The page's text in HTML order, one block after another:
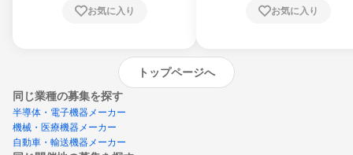
お気に入り お気に入り
トップページへ
同じ業種の募集を探す
半導体・電子機器メーカー
機械・医療機器メーカー
自動車・輸送機器メーカー